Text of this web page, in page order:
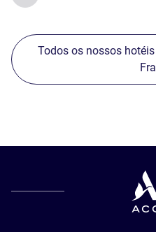
Todos os nossos